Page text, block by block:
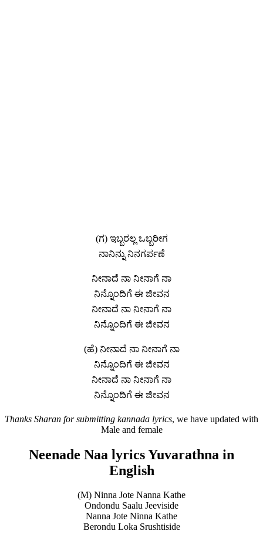
(ಗ) ಇಬ್ಬರಲ್ಲ ಒಬ್ಬರೀಗ
ನಾನಿನ್ನು ನಿನಗರ್ಪಣೆ
ನೀನಾದೆ ನಾ ನೀನಾಗೆ ನಾ
ನಿನ್ನೊಂದಿಗೆ ಈ ಜೀವನ
ನೀನಾದೆ ನಾ ನೀನಾಗೆ ನಾ
ನಿನ್ನೊಂದಿಗೆ ಈ ಜೀವನ
(ಹೆ) ನೀನಾದೆ ನಾ ನೀನಾಗೆ ನಾ
ನಿನ್ನೊಂದಿಗೆ ಈ ಜೀವನ
ನೀನಾದೆ ನಾ ನೀನಾಗೆ ನಾ
ನಿನ್ನೊಂದಿಗೆ ಈ ಜೀವನ
Thanks Sharan for submitting kannada lyrics, we have updated with
Male and female
Neenade Naa lyrics Yuvarathna in
English
(M) Ninna Jote Nanna Kathe
Ondondu Saalu Jeeviside
Nanna Jote Ninna Kathe
Berondu Loka Srushtiside